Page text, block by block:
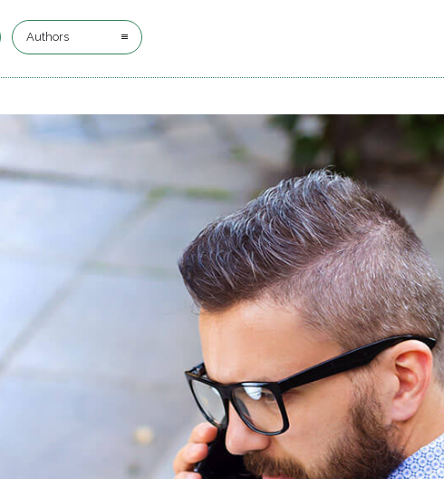
Authors